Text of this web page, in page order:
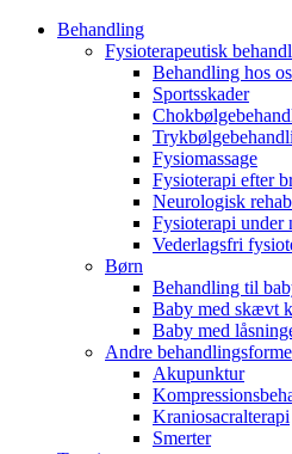
Behandling
Fysioterapeutisk
Behandling hos os
Sportsskader
Fysiomassage
Fysioterapi efter
Neurologisk
Fysioterapi under
Vederlagsfri
Børn
Behandling til
Baby med skævt
Baby med
Andre
Akupunktur
Kraniosacralterapi
Smerter